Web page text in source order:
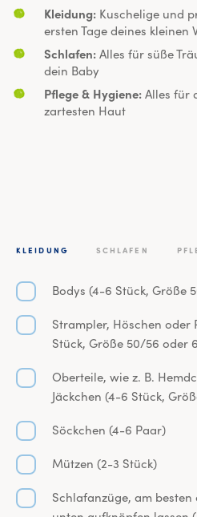
Kleidung: Kuschelige und
ersten Tage deines kleinen
Schlafen: Alles für süße
dein Baby
Pflege & Hygiene: Alles für
zartesten Haut
KLEIDUNG SCHLAFEN
Bodys (4-6 Stück, Größe
Strampler, Höschen oder
Stück, Größe 50/56 oder
Oberteile, wie z. B.
Jäckchen (4-6 Stück,
Söckchen (4-6 Paar)
Mützen (2-3 Stück)
Schlafanzüge, am